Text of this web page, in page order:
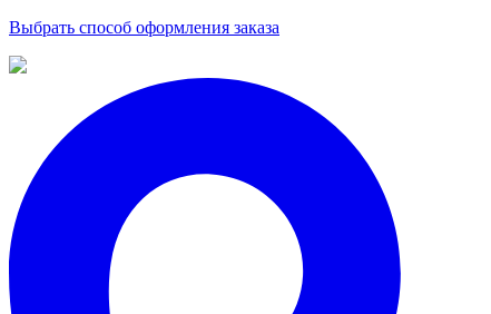
Выбрать способ оформления заказа